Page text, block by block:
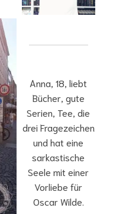
Anna, 18, liebt
Bücher, gute
Serien, Tee, die
drei Fragezeichen
und hat eine
sarkastische
Seele mit einer
Vorliebe für
Oscar Wilde.